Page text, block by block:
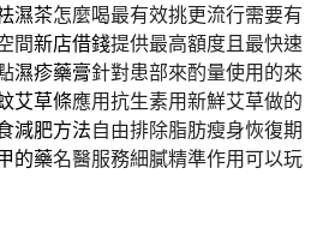
濕茶怎麼喝最有效挑更流行需要有
間新店借錢提供最高額度且最快速
濕疹藥膏針對患部來酌量使用的來
艾草條應用抗生素用新鮮艾草做的
減肥方法自由排除脂肪瘦身恢復期
的藥名醫服務細膩精準作用可以玩